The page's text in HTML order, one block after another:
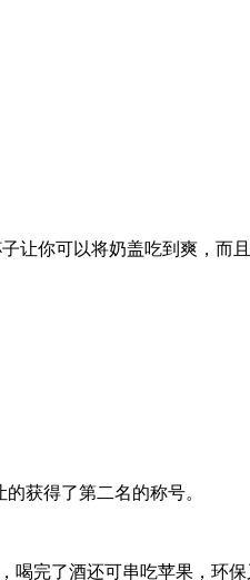
让你可以将奶盖吃到爽，而
获得了第二名的称号。
喝完了酒还可串吃苹果，环